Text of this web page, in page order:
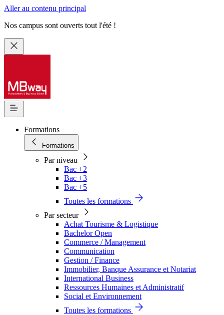
Aller au contenu principal
Nos campus sont ouverts tout l'été !
Formations
Formations
Par niveau
Bac +2
Bac +3
Bac +5
Toutes les formations
Par secteur
Achat Tourisme & Logistique
Bachelor Open
Commerce / Management
Communication
Gestion / Finance
Immobilier, Banque Assurance et Notariat
International Business
Ressources Humaines et Administratif
Social et Environnement
Toutes les formations